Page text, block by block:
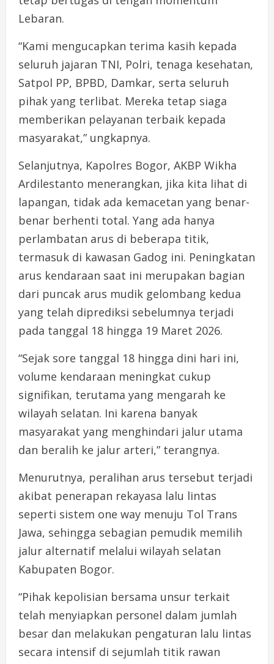
Lebaran.
“Kami mengucapkan terima kasih kepada
seluruh jajaran TNI, Polri, tenaga kesehatan,
Satpol PP, BPBD, Damkar, serta seluruh
pihak yang terlibat. Mereka tetap siaga
memberikan pelayanan terbaik kepada
masyarakat,” ungkapnya.
Selanjutnya, Kapolres Bogor, AKBP Wikha
Ardilestanto menerangkan, jika kita lihat di
lapangan, tidak ada kemacetan yang benar-
benar berhenti total. Yang ada hanya
perlambatan arus di beberapa titik,
termasuk di kawasan Gadog ini. Peningkatan
arus kendaraan saat ini merupakan bagian
dari puncak arus mudik gelombang kedua
yang telah diprediksi sebelumnya terjadi
pada tanggal 18 hingga 19 Maret 2026.
“Sejak sore tanggal 18 hingga dini hari ini,
volume kendaraan meningkat cukup
signifikan, terutama yang mengarah ke
wilayah selatan. Ini karena banyak
masyarakat yang menghindari jalur utama
dan beralih ke jalur arteri,” terangnya.
Menurutnya, peralihan arus tersebut terjadi
akibat penerapan rekayasa lalu lintas
seperti sistem one way menuju Tol Trans
Jawa, sehingga sebagian pemudik memilih
jalur alternatif melalui wilayah selatan
Kabupaten Bogor.
“Pihak kepolisian bersama unsur terkait
telah menyiapkan personel dalam jumlah
besar dan melakukan pengaturan lalu lintas
secara intensif di sejumlah titik rawan